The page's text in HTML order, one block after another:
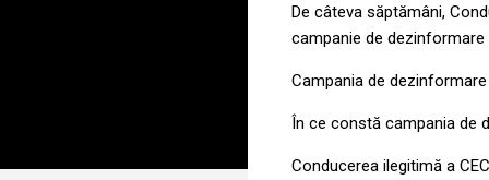
De câteva săptămâni,
campanie de dezinformare
Campania de
În ce constă campania de
Conducerea ilegitimă a